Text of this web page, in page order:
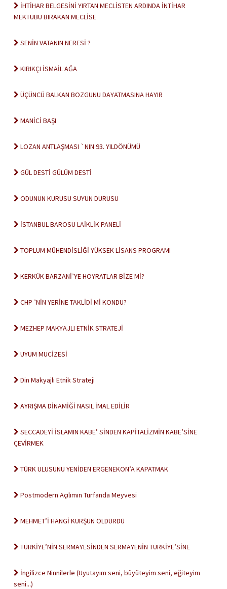
İHTİHAR BELGESİNİ YIRTAN MECLİSTEN ARDINDA İNTİHAR
MEKTUBU BIRAKAN MECLİSE
SENİN VATANIN NERESİ ?
KIRIKÇI İSMAİL AĞA
ÜÇÜNCÜ BALKAN BOZGUNU DAYATMASINA HAYIR
MANİCİ BAŞI
LOZAN ANTLAŞMASI `NIN 93. YILDÖNÜMÜ
GÜL DESTİ GÜLÜM DESTİ
ODUNUN KURUSU SUYUN DURUSU
İSTANBUL BAROSU LAİKLİK PANELİ
TOPLUM MÜHENDİSLİĞİ YÜKSEK LİSANS PROGRAMI
KERKÜK BARZANİ’YE HOYRATLAR BİZE Mİ?
CHP ’NİN YERİNE TAKLİDİ Mİ KONDU?
MEZHEP MAKYAJLI ETNİK STRATEJİ
UYUM MUCİZESİ
Din Makyajlı Etnik Strateji
AYRIŞMA DİNAMİĞİ NASIL İMAL EDİLİR
SECCADEYİ İSLAMIN KABE’ SİNDEN KAPİTALİZMİN KABE’SİNE
ÇEVİRMEK
TÜRK ULUSUNU YENİDEN ERGENEKON’A KAPATMAK
Postmodern Açılımın Turfanda Meyvesi
MEHMET’İ HANGİ KURŞUN ÖLDÜRDÜ
TÜRKİYE’NİN SERMAYESİNDEN SERMAYENİN TÜRKİYE’SİNE
İngilizce Ninnilerle (Uyutayım seni, büyüteyim seni, eğiteyim
seni...)